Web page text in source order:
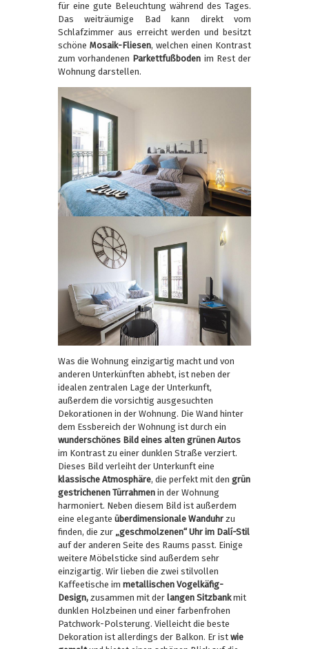
für eine gute Beleuchtung während des Tages.
Das weiträumige Bad kann direkt vom
Schlafzimmer aus erreicht werden und besitzt
schöne Mosaik-Fliesen, welchen einen Kontrast
zum vorhandenen Parkettfußboden im Rest der
Wohnung darstellen.
Was die Wohnung einzigartig macht und von
anderen Unterkünften abhebt, ist neben der
idealen zentralen Lage der Unterkunft,
außerdem die vorsichtig ausgesuchten
Dekorationen in der Wohnung. Die Wand hinter
dem Essbereich der Wohnung ist durch ein
wunderschönes Bild eines alten grünen Autos
im Kontrast zu einer dunklen Straße verziert.
Dieses Bild verleiht der Unterkunft eine
klassische Atmosphäre, die perfekt mit den grün
gestrichenen Türrahmen in der Wohnung
harmoniert. Neben diesem Bild ist außerdem
eine elegante überdimensionale Wanduhr zu
finden, die zur „geschmolzenen“ Uhr im Dalí-Stil
auf der anderen Seite des Raums passt. Einige
weitere Möbelsticke sind außerdem sehr
einzigartig. Wir lieben die zwei stilvollen
Kaffeetische im metallischen Vogelkäfig-
Design, zusammen mit der langen Sitzbankmit
dunklen Holzbeinen und einer farbenfrohen
Patchwork-Polsterung. Vielleicht die beste
Dekoration ist allerdings der Balkon. Er ist wie